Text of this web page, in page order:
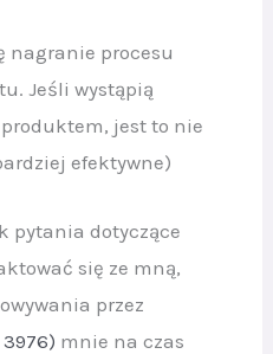
nagranie procesu
Jeśli wystąpią
jest to nie
efektywne)
pytania dotyczące
się ze mną,
przez
mnie na czas